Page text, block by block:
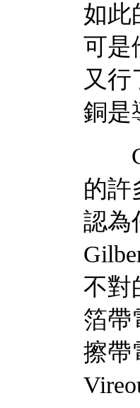
如此
可是
又行
銅是
的許
認為
不對
箔帶
擦帶